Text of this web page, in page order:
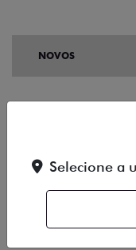
NOVOS
Selecione a